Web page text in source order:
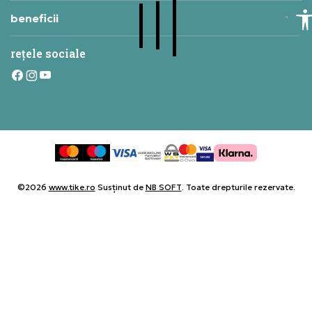
beneficii
rețele sociale
©2026 www.tike.ro Susținut de NB SOFT. Toate drepturile rezervate.